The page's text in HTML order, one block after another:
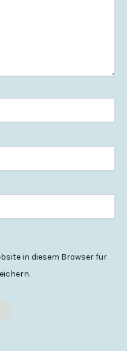
in diesem Browser für